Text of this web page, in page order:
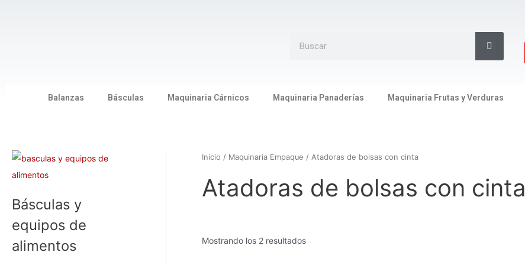
Search
Balanzas Básculas Maquinaria Cárnicos Maquinaria Panaderías Maquinaria Frutas y Verduras
Básculas y
equipos de
alimentos
Inicio / Maquinaria Empaque / Atadoras de bolsas con cinta
Atadoras de bolsas con cinta
Mostrando los 2 resultados